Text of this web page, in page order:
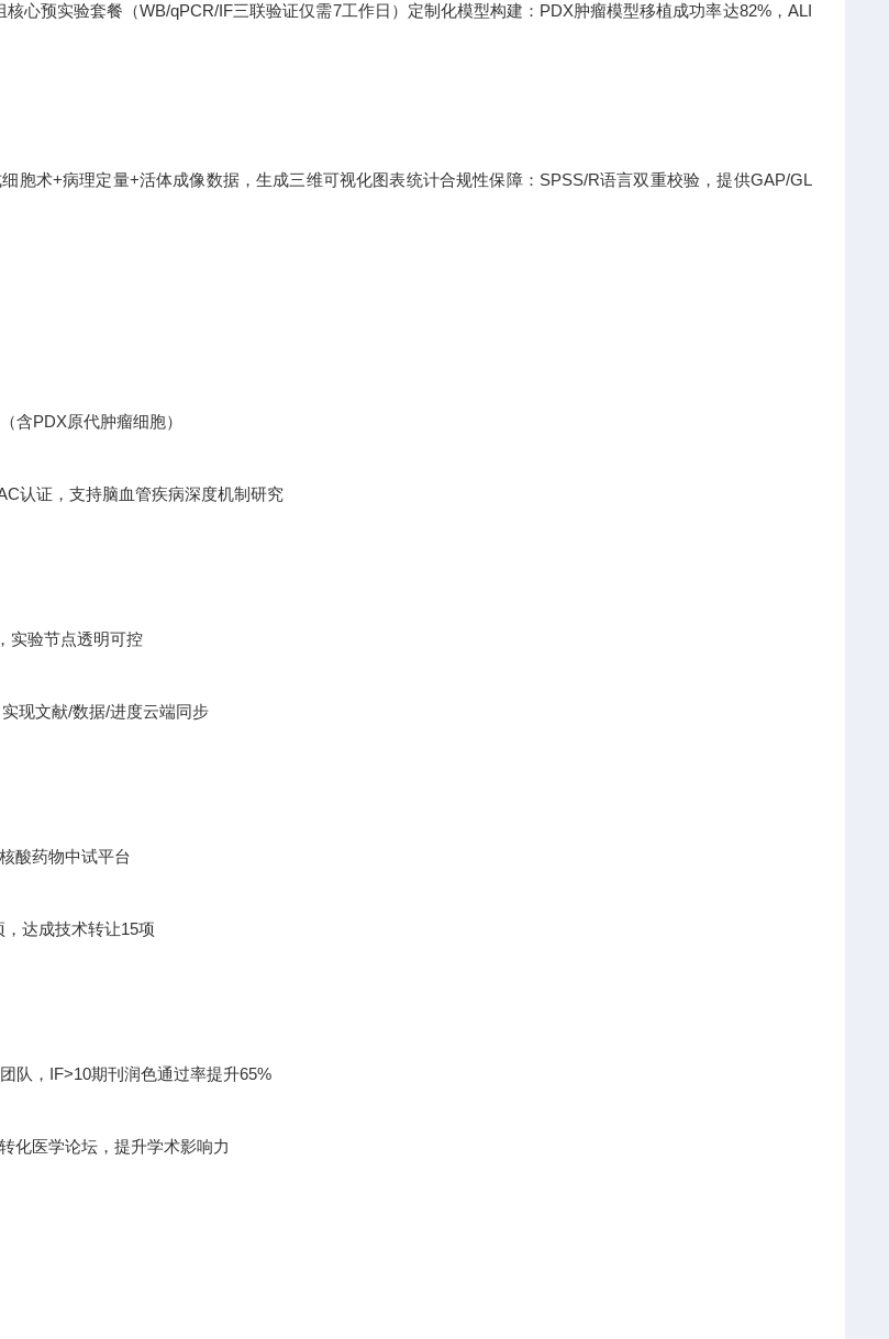
心预实验套餐（WB/qPCR/IF三联验证仅需7工作日）定制化模型构建：PDX肿瘤模型移植成功率达82%，ALI
胞术+病理定量+活体成像数据，生成三维可视化图表统计合规性保障：SPSS/R语言双重校验，提供GAP/GL
含PDX原代肿瘤细胞）
认证，支持脑血管疾病深度机制研究
实验节点透明可控
现文献/数据/进度云端同步
酸药物中试平台
达成技术转让15项
队，IF>10期刊润色通过率提升65%
化医学论坛，提升学术影响力